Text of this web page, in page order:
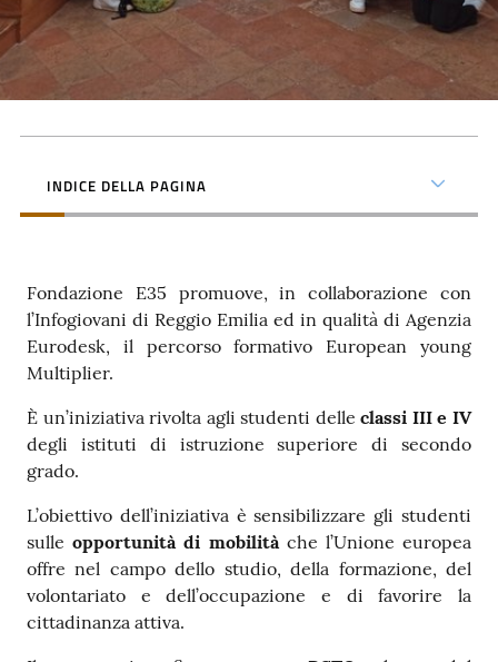
INDICE DELLA PAGINA
Fondazione E35 promuove, in collaborazione con
l’Infogiovani di Reggio Emilia ed in qualità di Agenzia
Eurodesk, il percorso formativo European young
Multiplier.
È un’iniziativa rivolta agli studenti delleclassi III e IV
degli istituti di istruzione superiore di secondo
grado.
L’obiettivo dell’iniziativa è sensibilizzare gli studenti
sulleopportunità di mobilità che l’Unione europea
offre nel campo dello studio, della formazione, del
volontariato e dell’occupazione e di favorire la
cittadinanza attiva.